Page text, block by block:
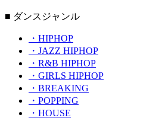
■ ダンスジャンル
・HIPHOP
・JAZZ HIPHOP
・R&B HIPHOP
・GIRLS HIPHOP
・BREAKING
・POPPING
・HOUSE